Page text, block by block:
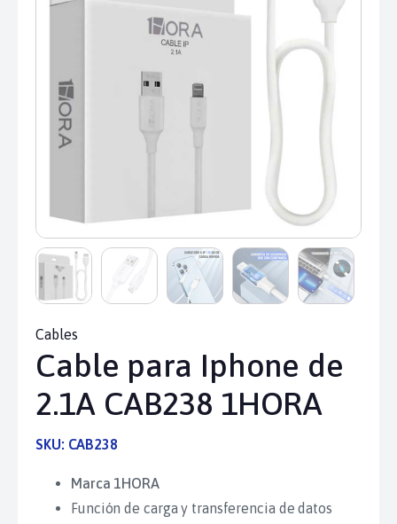
Cables
Cable para Iphone de
2.1A CAB238 1HORA
SKU: CAB238
Marca 1HORA
Función de carga y transferencia de datos